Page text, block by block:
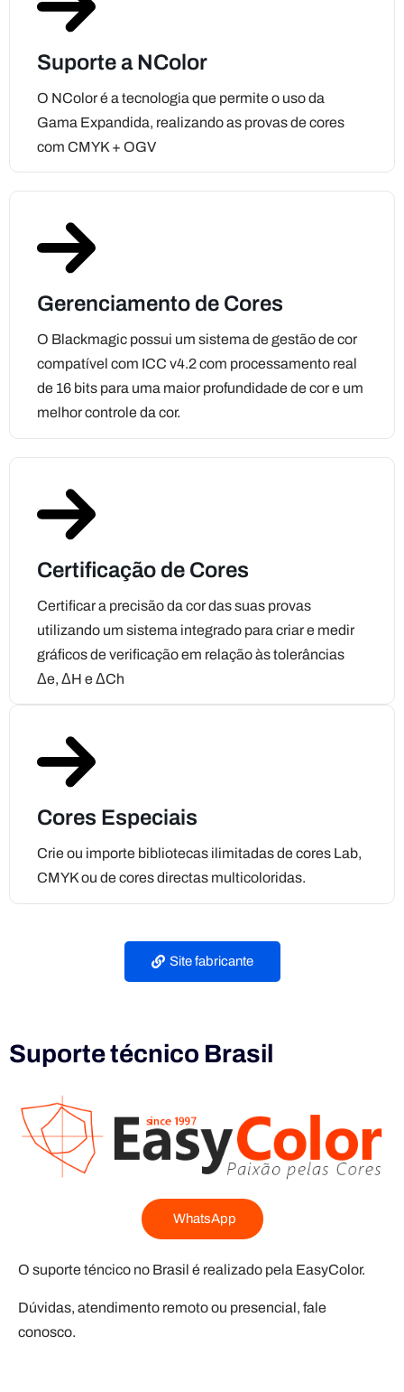
O NColor é a tecnologia que permite o uso da
com CMYK + OGV
Gerenciamento de Cores
O Blackmagic possui um sistema de gestão de cor
de 16 bits para uma maior profundidade de cor e um
melhor controle da cor.
Certificação de Cores
Certificar a precisão da cor das suas provas
gráficos de verificação em relação às tolerâncias
Δe, ΔH e ΔCh
Cores Especiais
Crie ou importe bibliotecas ilimitadas de cores Lab,
Site fabricante
Suporte técnico Brasil
WhatsApp
Dúvidas, atendimento remoto ou presencial, fale